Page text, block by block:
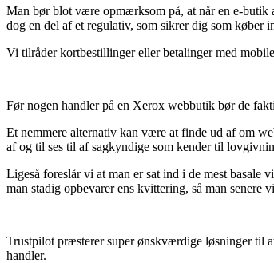
Man bør blot være opmærksom på, at når en e-butik
dog en del af et regulativ, som sikrer dig som køber
Vi tilråder kortbestillinger eller betalinger med
Før nogen handler på en Xerox webbutik bør de
Et nemmere alternativ kan være at finde ud af om
af og til ses til af sagkyndige som kender til
Ligeså foreslår vi at man er sat ind i de mest basale
man stadig opbevarer ens kvittering, så man
Trustpilot præsterer super ønskværdige løsninger til
handler.